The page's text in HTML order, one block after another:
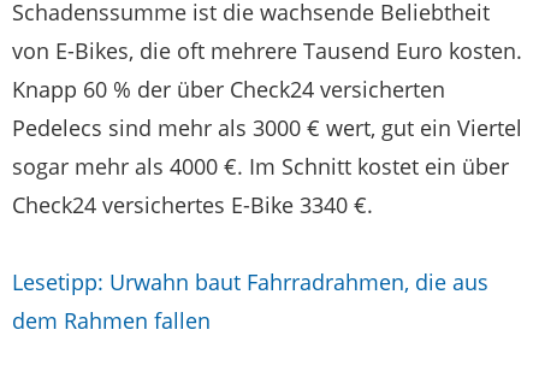
Schadenssumme ist die wachsende Beliebtheit
von E-Bikes, die oft mehrere Tausend Euro kosten.
Knapp 60 % der über Check24 versicherten
Pedelecs sind mehr als 3000 € wert, gut ein Viertel
sogar mehr als 4000 €. Im Schnitt kostet ein über
Check24 versichertes E-Bike 3340 €.
Lesetipp: Urwahn baut Fahrradrahmen, die aus
dem Rahmen fallen